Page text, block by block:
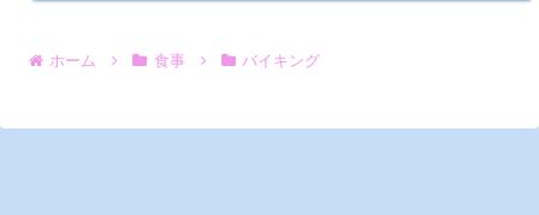
ホーム 食事 バイキング